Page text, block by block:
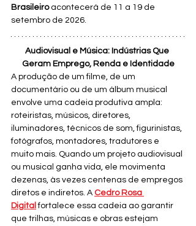
Brasileiro acontecerá de 11 a 19 de
setembro de 2026.
Audiovisual e Música: Indústrias Que
Geram Emprego, Renda e Identidade
A produção de um filme, de um
documentário ou de um álbum musical
envolve uma cadeia produtiva ampla:
roteiristas, músicos, diretores,
iluminadores, técnicos de som, figurinistas,
fotógrafos, montadores, tradutores e
muito mais. Quando um projeto audiovisual
ou musical ganha vida, ele movimenta
dezenas, às vezes centenas de empregos
diretos e indiretos. A Cedro Rosa
Digital fortalece essa cadeia ao garantir
que trilhas, músicas e obras estejam